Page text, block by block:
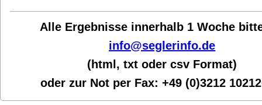
Alle Ergebnisse innerhalb 1 Woche bit
info@seglerinfo.de
(html, txt oder csv Format)
oder zur Not per Fax:+49 (0)3212